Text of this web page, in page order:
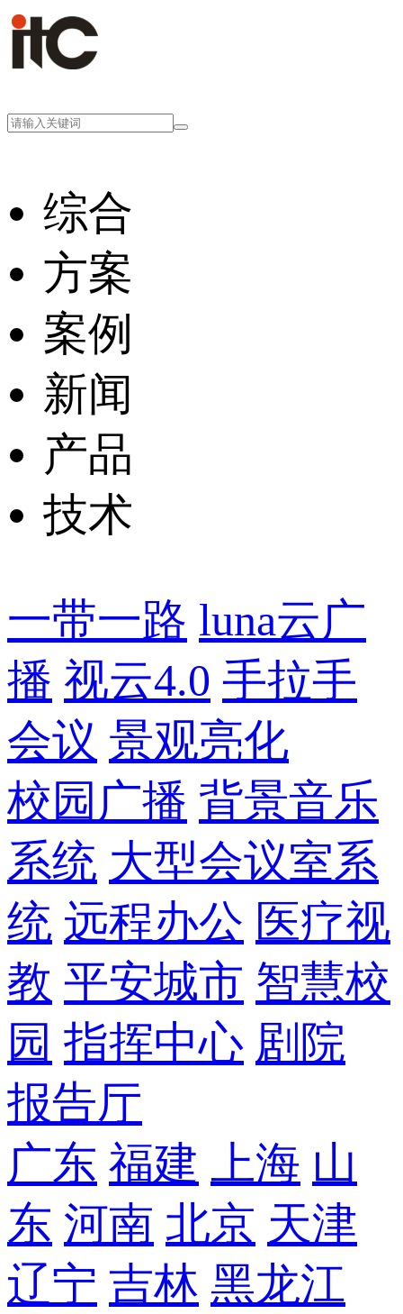
综合
方案
案例
新闻
产品
技术
一带一路 luna云广
播 视云4.0 手拉手
会议 景观亮化
校园广播 背景音乐
系统 大型会议室系
统 远程办公 医疗视
教 平安城市 智慧校
园 指挥中心 剧院
报告厅
广东 福建 上海 山
东 河南 北京 天津
辽宁 吉林 黑龙江